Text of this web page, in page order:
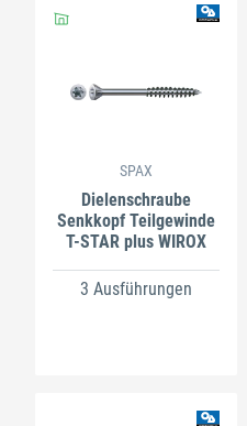
SPAX
Dielenschraube
Senkkopf Teilgewinde
T-STAR plus WIROX
3 Ausführungen